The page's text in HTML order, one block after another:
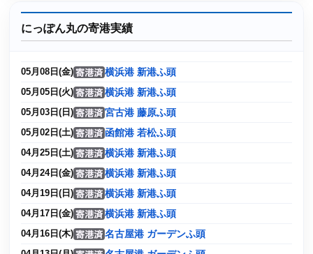
にっぽん丸の寄港実績
05月08日(金) 横浜港 新港ふ頭
05月05日(火) 横浜港 新港ふ頭
05月03日(日) 宮古港 藤原ふ頭
05月02日(土) 函館港 若松ふ頭
04月25日(土) 横浜港 新港ふ頭
04月24日(金) 横浜港 新港ふ頭
04月19日(日) 横浜港 新港ふ頭
04月17日(金) 横浜港 新港ふ頭
04月16日(木) 名古屋港 ガーデンふ頭